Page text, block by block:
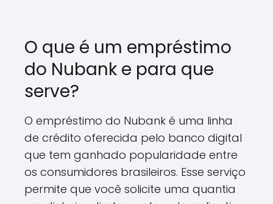
O que é um empréstimo
do Nubank e para que
serve?
O empréstimo do Nubank é uma linha
de crédito oferecida pelo banco digital
que tem ganhado popularidade entre
os consumidores brasileiros. Esse serviço
permite que você solicite uma quantia